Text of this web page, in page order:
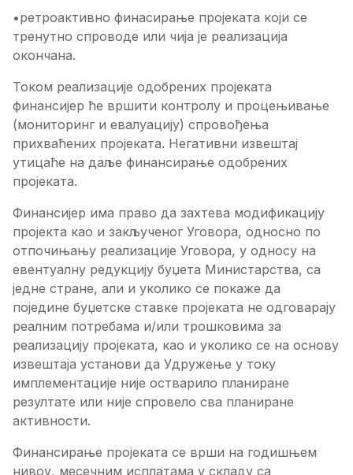
•ретроактивно финасирање пројеката који се
тренутно спроводе или чија је реализација
окончана.
Током реализације одобрених пројеката
финансијер ће вршити контролу и процењивање
(мониторинг и евалуацију) спровођења
прихваћених пројеката. Негативни извештај
утицаће на даље финансирање одобрених
пројеката.
Финансијер има право да захтева модификацију
пројекта као и закљученог Уговора, односно по
отпочињању реализације Уговора, у односу на
евентуалну редукцију буџета Министарства, са
једне стране, али и уколико се покаже да
поједине буџетске ставке пројеката не одговарају
реалним потребама и/или трошковима за
реализацију пројеката, као и уколико се на основу
извештаја установи да Удружење у току
имплементације није остварило планиране
резултате или није спровело сва планиране
активности.
Финансирање пројеката се врши на годишњем
нивоу, месечним исплатама у складу са